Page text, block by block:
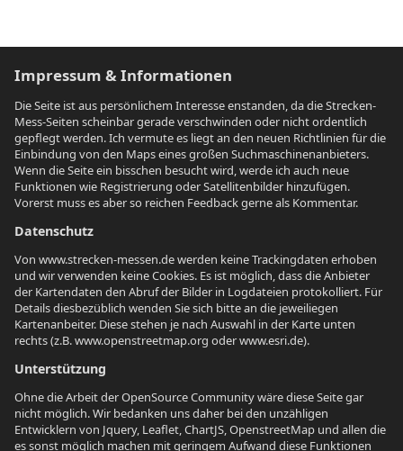
Impressum & Informationen
Die Seite ist aus persönlichem Interesse enstanden, da die Strecken-
Mess-Seiten scheinbar gerade verschwinden oder nicht ordentlich
gepflegt werden. Ich vermute es liegt an den neuen Richtlinien für die
Einbindung von den Maps eines großen Suchmaschinenanbieters.
Wenn die Seite ein bisschen besucht wird, werde ich auch neue
Funktionen wie Registrierung oder Satellitenbilder hinzufügen.
Vorerst muss es aber so reichen Feedback gerne als Kommentar.
Datenschutz
Von www.strecken-messen.de werden keine Trackingdaten erhoben
und wir verwenden keine Cookies. Es ist möglich, dass die Anbieter
der Kartendaten den Abruf der Bilder in Logdateien protokolliert. Für
Details diesbezüblich wenden Sie sich bitte an die jeweiliegen
Kartenanbeiter. Diese stehen je nach Auswahl in der Karte unten
rechts (z.B. www.openstreetmap.org oder www.esri.de).
Unterstützung
Ohne die Arbeit der OpenSource Community wäre diese Seite gar
nicht möglich. Wir bedanken uns daher bei den unzähligen
Entwicklern von Jquery, Leaflet, ChartJS, OpenstreetMap und allen die
es sonst möglich machen mit geringem Aufwand diese Funktionen